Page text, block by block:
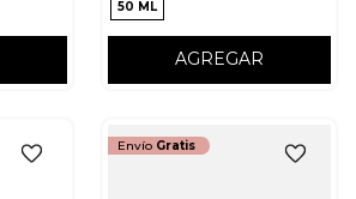
50 ML
AGREGAR
Envío Gratis